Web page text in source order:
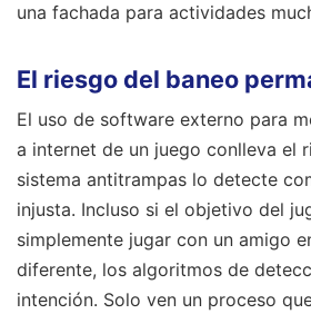
una fachada para actividades
El riesgo del baneo
El uso de software externo para
a internet de un juego conlleva el
sistema antitrampas lo detecte
injusta. Incluso si el objetivo del
simplemente jugar con un amigo
diferente, los algoritmos de
intención. Solo ven un proceso